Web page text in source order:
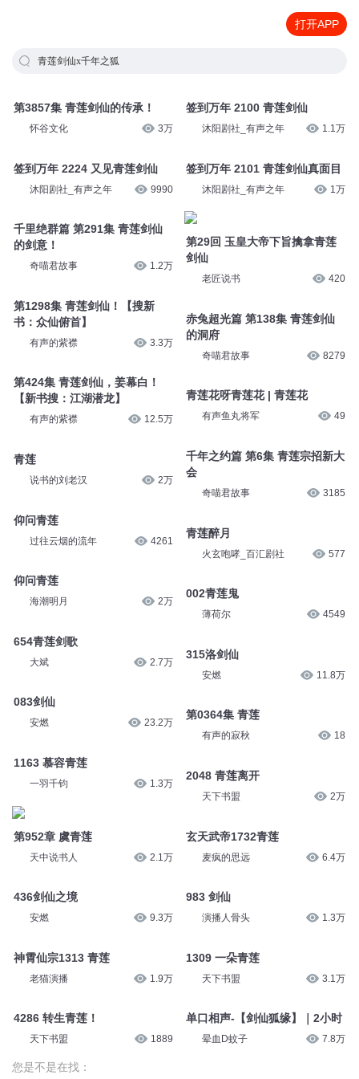
打开APP
青莲剑仙x千年之狐
第3857集 青莲剑仙的传承！
怀谷文化 3万
签到万年 2224 又见青莲剑仙
沐阳剧社_有声之年 9990
千里绝群篇 第291集 青莲剑仙
的剑意！
奇喵君故事 1.2万
第1298集 青莲剑仙！【搜新
书：众仙俯首】
有声的紫襟 3.3万
第424集 青莲剑仙，姜幕白！
【新书搜：江湖潜龙】
有声的紫襟 12.5万
青莲
说书的刘老汉 2万
仰问青莲
过往云烟的流年 4261
仰问青莲
海潮明月 2万
654青莲剑歌
大斌 2.7万
083剑仙
安燃 23.2万
1163 慕容青莲
一羽千钧 1.3万
第952章 虞青莲
天中说书人 2.1万
436剑仙之境
安燃 9.3万
神霄仙宗1313 青莲
老猫演播 1.9万
4286 转生青莲！
天下书盟 1889
签到万年 2100 青莲剑仙
沐阳剧社_有声之年 1.1万
签到万年 2101 青莲剑仙真面目
沐阳剧社_有声之年 1万
第29回 玉皇大帝下旨擒拿青莲
剑仙
老匠说书 420
赤兔超光篇 第138集 青莲剑仙
的洞府
奇喵君故事 8279
青莲花呀青莲花 | 青莲花
有声鱼丸将军 49
千年之约篇 第6集 青莲宗招新大
会
奇喵君故事 3185
青莲醉月
火玄咆哮_百汇剧社 577
002青莲鬼
薄荷尔 4549
315洛剑仙
安燃 11.8万
第0364集 青莲
有声的寂秋 18
2048 青莲离开
天下书盟 2万
玄天武帝1732青莲
麦疯的思远 6.4万
983 剑仙
演播人骨头 1.3万
1309 一朵青莲
天下书盟 3.1万
单口相声-【剑仙狐缘】｜2小时
晕血D蚊子 7.8万
您是不是在找：